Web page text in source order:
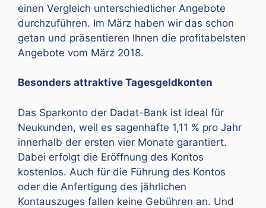
einen Vergleich unterschiedlicher Angebote
durchzuführen. Im März haben wir das schon
getan und präsentieren Ihnen die profitabelsten
Angebote vom März 2018.
Besonders attraktive Tagesgeldkonten
Das Sparkonto der Dadat-Bank ist ideal für
Neukunden, weil es sagenhafte 1,11 % pro Jahr
innerhalb der ersten vier Monate garantiert.
Dabei erfolgt die Eröffnung des Kontos
kostenlos. Auch für die Führung des Kontos
oder die Anfertigung des jährlichen
Kontauszuges fallen keine Gebühren an. Und